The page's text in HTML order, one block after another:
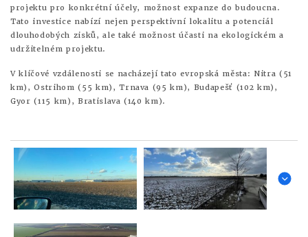
projektu pro konkrétní účely, možnost expanze do budoucna.
Tato investice nabízí nejen perspektivní lokalitu a potenciál
dlouhodobých zisků, ale také možnost účasti na ekologickém a
udržitelném projektu.
V klíčové vzdálenosti se nacházejí tato evropská města: Nitra (51
km), Ostrihom (55 km), Trnava (95 km), Budapešť (102 km),
Gyor (115 km), Bratislava (140 km).